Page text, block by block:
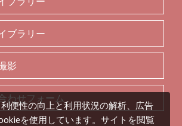
ブラリー
影
わせフォーム
便性の向上と利用状況の解析、広告
を使用しています。サイトを閲覧